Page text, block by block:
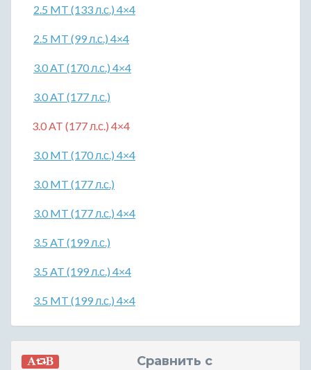
2.5 MT (133 л.с.) 4×4
2.5 MT (99 л.с.) 4×4
3.0 AT (170 л.с.) 4×4
3.0 AT (177 л.с.)
3.0 AT (177 л.с.) 4×4
3.0 MT (170 л.с.) 4×4
3.0 MT (177 л.с.)
3.0 MT (177 л.с.) 4×4
3.5 AT (199 л.с.)
3.5 AT (199 л.с.) 4×4
3.5 MT (199 л.с.) 4×4
Сравнить с